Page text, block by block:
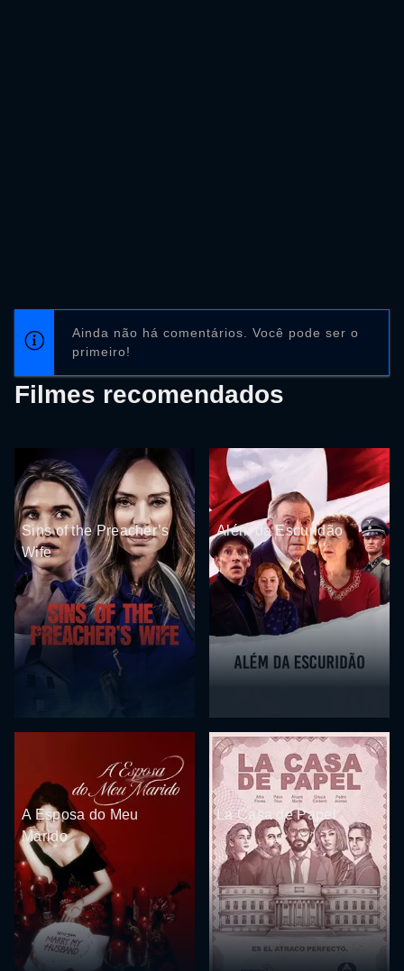
Ainda não há comentários. Você pode ser o
primeiro!
Filmes recomendados
Sins of the Preacher’s
Wife
Além da Escuridão
A Esposa do Meu
Marido
La Casa de Papel